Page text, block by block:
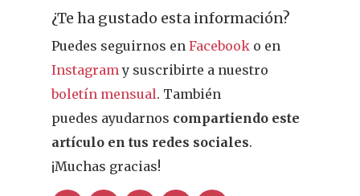
¿Te ha gustado esta información?
Puedes seguirnos enFacebook o en
Instagram y suscribirte a nuestro
boletín mensual. También
puedes ayudarnos compartiendo este
artículo en tus redes sociales.
¡Muchas gracias!